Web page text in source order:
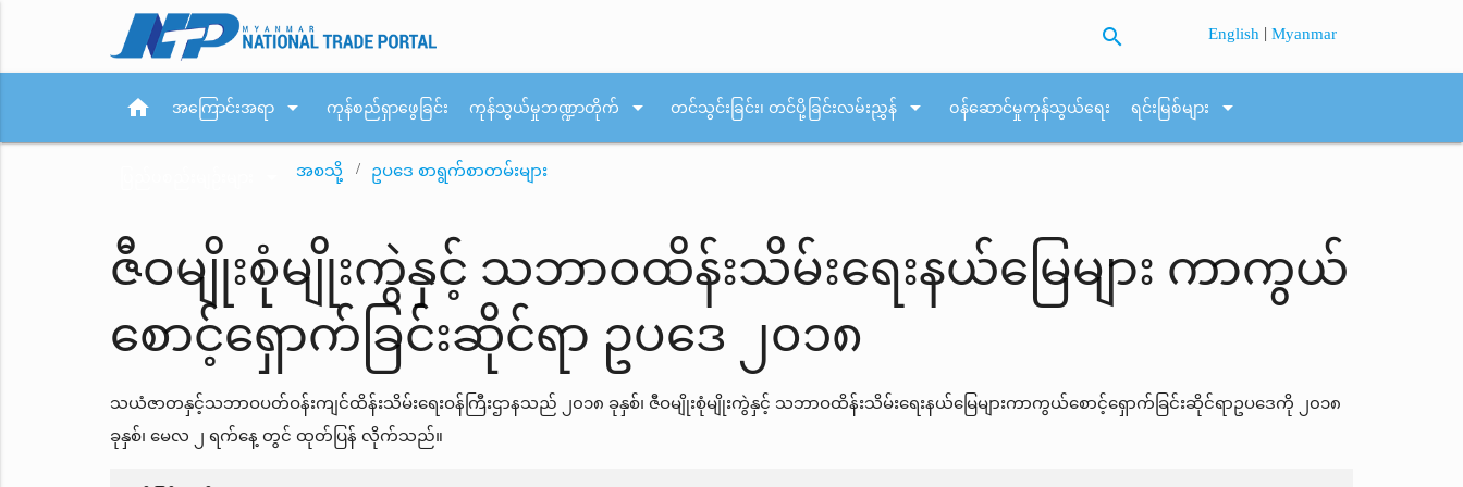
search English |Myanmar
home အကြောင်းအရာ arrow_drop_down ကုန်စည်ရှာဖွေခြင်း ကုန်သွယ်မှုဘဏ္ဍာတိုက် arrow_drop_down တင်သွင်းခြင်း၊ တင်ပို့ခြင်းလမ်းညွှန် arrow_drop_down ဝန်ဆောင်မှုကုန်သွယ်ရေး ရင်းမြစ်များ arrow_drop_down
အစသို့ ဥပဒေ စာရွက်စာတမ်းများ
ဇီဝမျိုးစုံမျိုးကွဲနှင့် သဘာဝထိန်းသိမ်းရေးနယ်မြေများ ကာကွယ်
စောင့်ရှောက်ခြင်းဆိုင်ရာ ဥပဒေ ၂၀၁၈
သယံဇာတနှင့်သဘာဝပတ်ဝန်းကျင်ထိန်းသိမ်းရေးဝန်ကြီးဌာနသည် ၂၀၁၈ ခုနှစ်၊ ဇီဝမျိုးစုံမျိုးကွဲနှင့် သဘာဝထိန်းသိမ်းရေးနယ်မြေများကာကွယ်စောင့်ရှောက်ခြင်းဆိုင်ရာဥပဒေကို ၂၀၁၈
ခုနှစ်၊ မေလ ၂ ရက်နေ့ တွင် ထုတ်ပြန် လိုက်သည်။